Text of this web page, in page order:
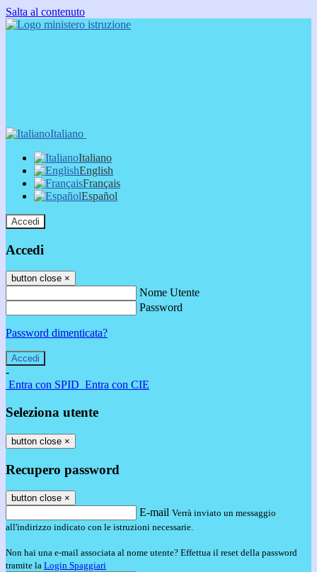
Salta al contenuto
Italiano
Italiano
English
Français
Español
Accedi
Accedi
button close ×
Nome Utente
Password
Password dimenticata?
-
Entra con SPID Entra con CIE
Seleziona utente
button close ×
Recupero password
button close ×
E-mail Verrà inviato un messaggio
all'indirizzo indicato con le istruzioni necessarie.
Non hai una e-mail associata al nome utente? Effettua il reset della password
tramite la Login Spaggiari